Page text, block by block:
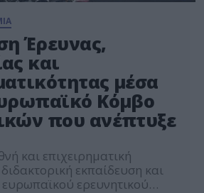
Έρευνας,
και
μέσα
Κόμβο
που ανέπτυξε
και επιχειρηματική
εκπαίδευση και
ευρωπαϊκού ερευνητικού